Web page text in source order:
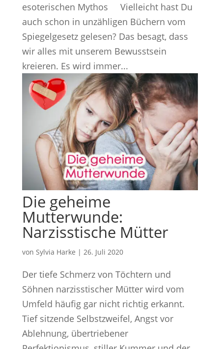
esoterischen Mythos Vielleicht hast Du
auch schon in unzähligen Büchern vom
Spiegelgesetz gelesen? Das besagt, dass
wir alles mit unserem Bewusstsein
kreieren. Es wird immer...
Die geheime
Mutterwunde:
Narzisstische Mütter
von Sylvia Harke | 26. Juli 2020
Der tiefe Schmerz von Töchtern und
Söhnen narzisstischer Mütter wird vom
Umfeld häufig gar nicht richtig erkannt.
Tief sitzende Selbstzweifel, Angst vor
Ablehnung, übertriebener